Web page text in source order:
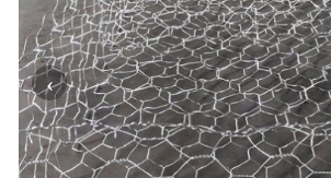
‹